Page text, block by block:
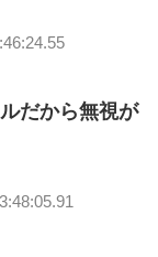
だから無視が